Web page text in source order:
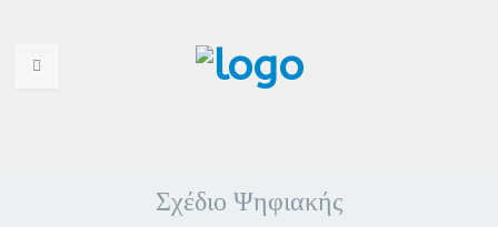
WHO ARE WEΣχέδιο Ψηφιακής